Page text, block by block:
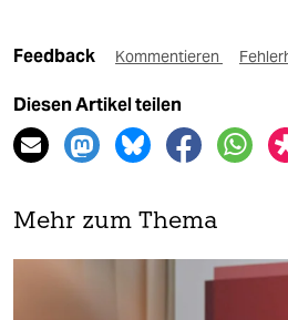
Feedback Kommentieren
Diesen Artikel teilen
Mehr zum Thema